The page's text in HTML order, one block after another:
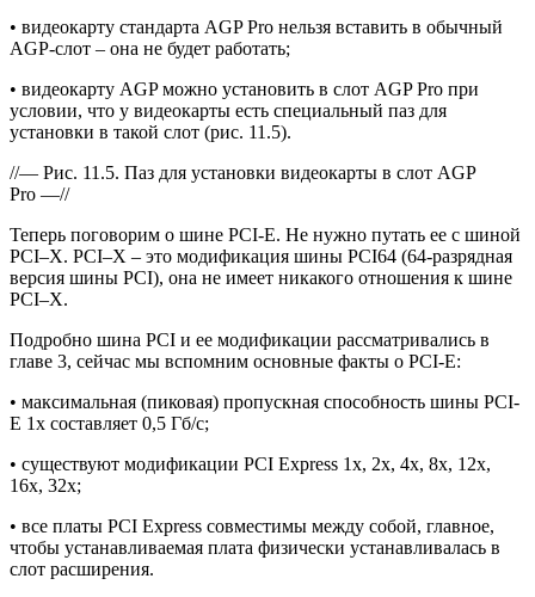
• видеокарту стандарта AGP Pro нельзя вставить в обычный
AGP-слот – она не будет работать;
• видеокарту AGP можно установить в слот AGP Pro при
условии, что у видеокарты есть специальный паз для
установки в такой слот (рис. 11.5).
//— Рис. 11.5. Паз для установки видеокарты в слот AGP
Pro —//
Теперь поговорим о шине PCI-E. Не нужно путать ее с шиной
PCI–X. PCI–X – это модификация шины PCI64 (64-разрядная
версия шины PCI), она не имеет никакого отношения к шине
PCI–X.
Подробно шина PCI и ее модификации рассматривались в
главе 3, сейчас мы вспомним основные факты о PCI-E:
• максимальная (пиковая) пропускная способность шины PCI-
E 1x составляет 0,5 Гб/с;
• существуют модификации PCI Express 1x, 2x, 4x, 8x, 12x,
16x, 32x;
• все платы PCI Express совместимы между собой, главное,
чтобы устанавливаемая плата физически устанавливалась в
слот расширения.